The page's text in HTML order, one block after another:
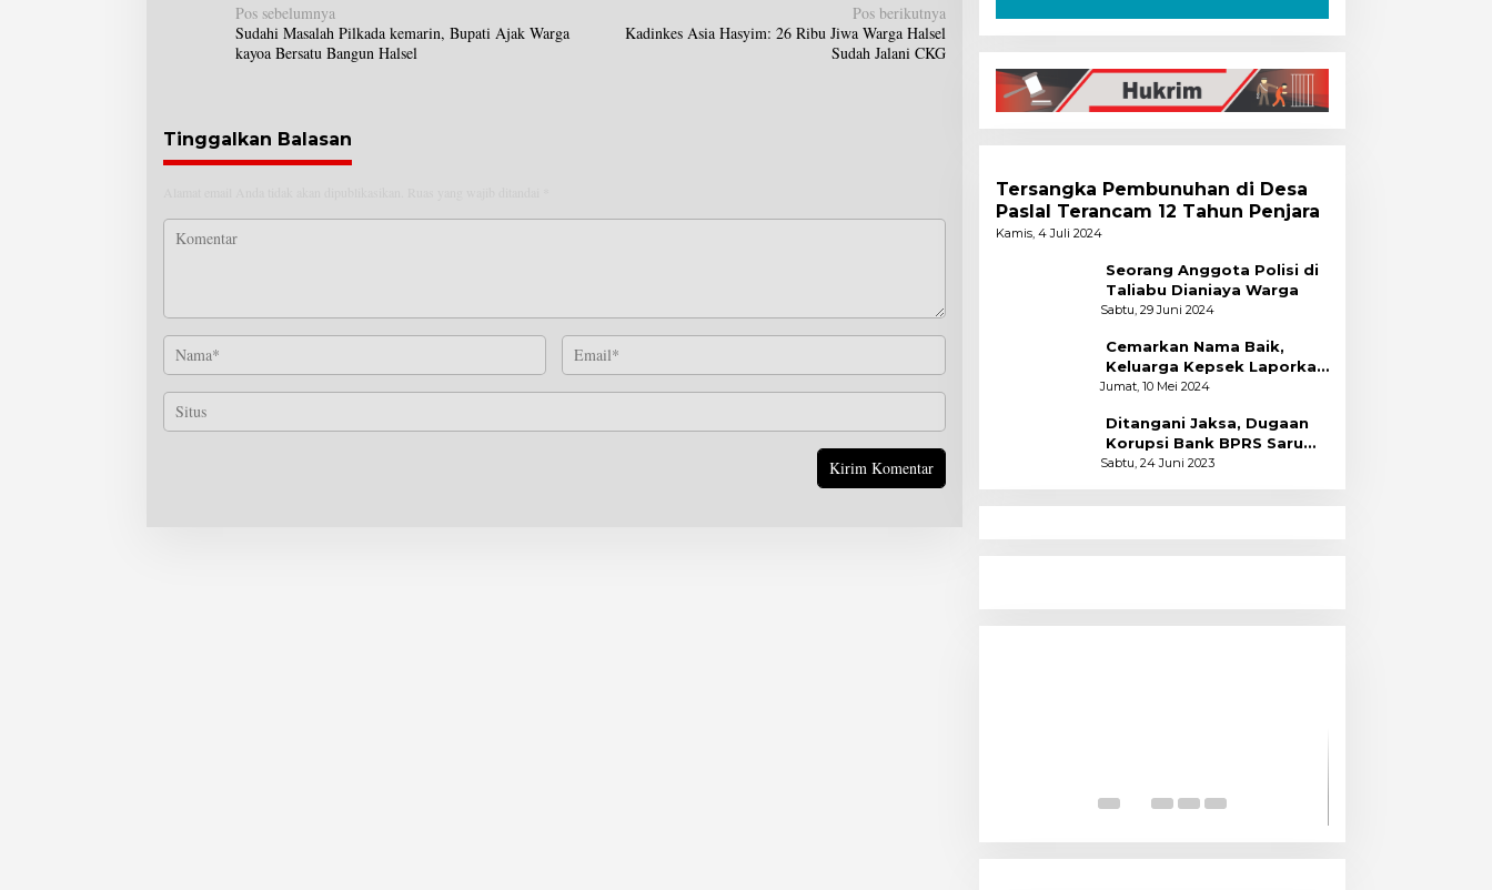
N
a
v
a
s
o
Pos sebelumnya
Sudahi Masalah Pilkada kemarin, Bupati Ajak Warga
kayoa Bersatu Bangun Halsel
Pos berikutnya
Kadinkes Asia Hasyim: 26 Ribu Jiwa Warga Halsel
Sudah Jalani CKG
Tinggalkan Balasan
Tersangka Pembunuhan di Desa
Paslal Terancam 12 Tahun Penjara
Kamis, 4 Juli 2024
Seorang Anggota Polisi di
Taliabu Dianiaya Warga
Sabtu, 29 Juni 2024
Cemarkan Nama Baik,
Keluarga Kepsek Laporkan
2 Akun Facebook ke Polres
Jumat, 10 Mei 2024
Ditangani Jaksa, Dugaan
Korupsi Bank BPRS Saruma
Halsel Naik Status
Sabtu, 24 Juni 2023